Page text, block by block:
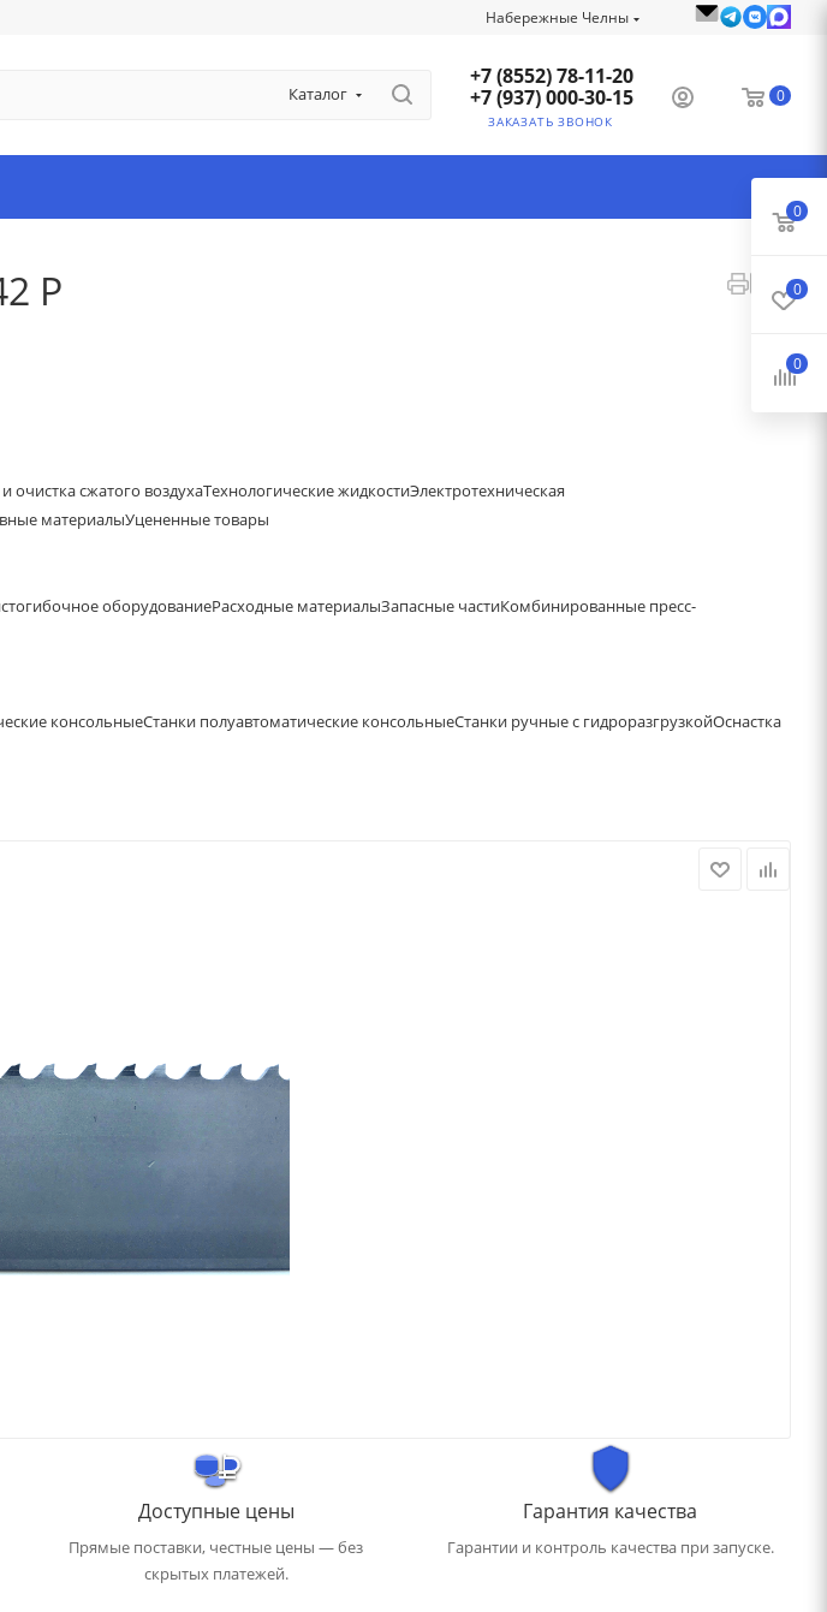
Набережные Челны
Каталог
+7 (8552) 78-11-20
+7 (937) 000-30-15
ЗАКАЗАТЬ ЗВОНОК
0
P
очистка сжатого воздухаТехнологические жидкостиЭлектротехническая
материалыУцененные товары
оборудованиеРасходные материалыЗапасные частиКомбинированные пресс-
консольныеСтанки полуавтоматические консольныеСтанки ручные с гидроразгрузкойОснастка
Доступные цены
Прямые поставки, честные цены — без
скрытых платежей.
Гарантия качества
Гарантии и контроль качества при запуске.
0
0
0